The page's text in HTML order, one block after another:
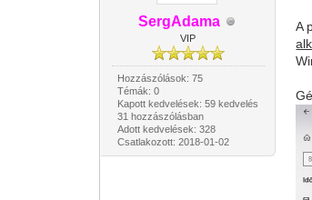
SergAdama
VIP
Hozzászólások: 75
Témák: 0
Kapott kedvelések: 59 kedvelés
31 hozzászólásban
Adott kedvelések: 328
Csatlakozott: 2018-01-02
A